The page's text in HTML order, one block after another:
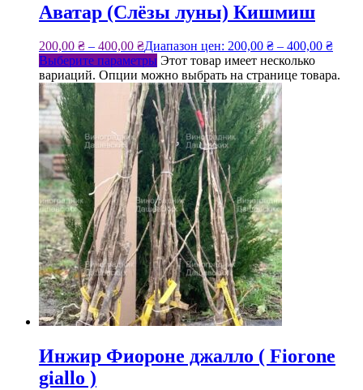
Аватар (Слёзы луны) Кишмиш
200,00 ₴ – 400,00 ₴Диапазон цен: 200,00 ₴ – 400,00 ₴
Выберите параметры Этот товар имеет несколько
вариаций. Опции можно выбрать на странице товара.
Инжир Фиороне джалло ( Fiorone
giallo )